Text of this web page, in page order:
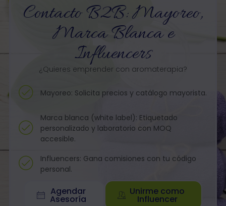
Contacto B2B: Mayoreo,
Marca Blanca e
Influencers
¿Quieres emprender con aromaterapia?
Mayoreo: Solicita precios y catálogo mayorista.
Marca blanca (white label): Etiquetado
personalizado y laboratorio con MOQ
accesible.
Influencers: Gana comisiones con tu código
personal.
Agendar
Asesoría
Unirme como
Influencer